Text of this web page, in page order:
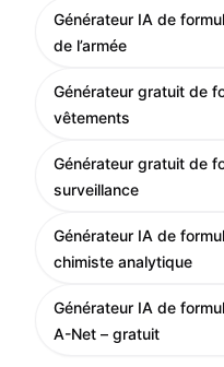
Générateur IA de
de l’armée
Générateur gratuit de
vêtements
Générateur gratuit de
surveillance
Générateur IA de
chimiste analytique
Générateur IA de
A-Net – gratuit